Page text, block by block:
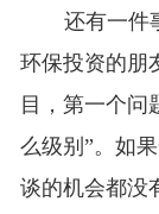
还有一件
环保投资的朋
目，第一个问
么级别”。如
谈的机会都没